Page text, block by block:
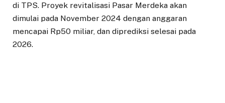
di TPS. Proyek revitalisasi Pasar Merdeka akan
dimulai pada November 2024 dengan anggaran
mencapai Rp50 miliar, dan diprediksi selesai pada
2026.